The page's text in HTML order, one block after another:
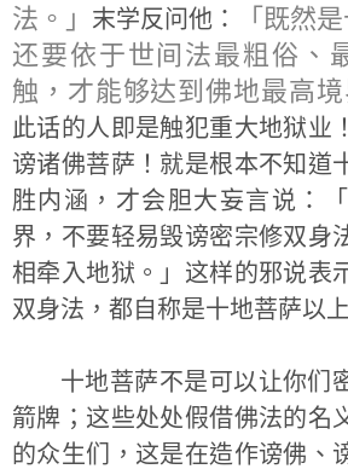
法。」
末学反问他：
「既然
还要依于世间法最粗俗、
触，才能够达到佛地最高境
此话的人即是触犯重大地狱业
谤诸佛菩萨！就是根本不知道
胜内涵，才会胆大妄言说：
界，不要轻易毁谤密宗修双身
相牵入地狱。」这样的邪说表
双身法，都自称是十地菩萨以上
十地菩萨不是可以让你们
箭牌；这些处处假借佛法的名
的众生们，这是在造作谤佛、